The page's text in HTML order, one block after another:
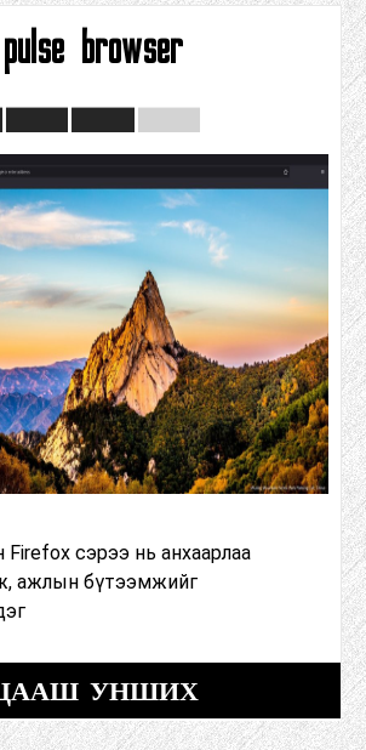
pulse browser
сэрээ нь анхаарлаа
ажлын бүтээмжийг
УНШИХ